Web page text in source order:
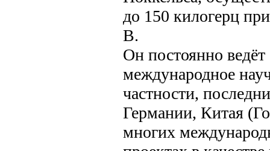
до 150 килогерц
В.
Он постоянно
международное
частности,
Германии, Китая
многих